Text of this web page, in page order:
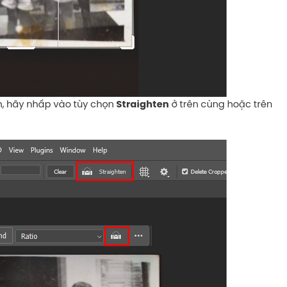
hãy nhấp vào tùy chọn Straighten ở trên cùng hoặc trên